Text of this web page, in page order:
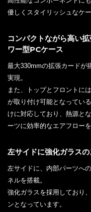
優しくスタイリッシュなケ
コンパクトながら高い
ワー型PCケース
最大330mmの拡張カードが
実現。
また、トップとフロントに
が取り付け可能となってい
けに対応しており、熱源と
ーツに効率的なエアフロー
左サイドに強化ガラス
左サイドに、内部パーツへ
ネルを搭載。
強化ガラスを採用しており
ンとなっています。